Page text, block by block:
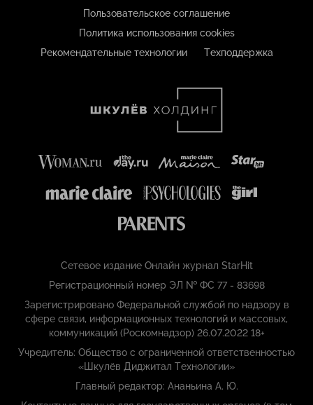
Пользовательское соглашение
Политика использования cookies
Рекомендательные технологии
Техподдержка
Сетевое издание Онлайн журнал StarHit
Регистрационный номер ЭЛ № ФС 77 - 83698
Зарегистрировано Федеральной службой по надзору в
сфере связи, информационных технологий и массовых,
коммуникаций (Роскомнадзор) 26.07.2022 18+
Учредитель: Общество с ограниченной ответственностью
«Шкулёв Диджитал Технологии»
Главный редактор: Ананьина А. Ю.